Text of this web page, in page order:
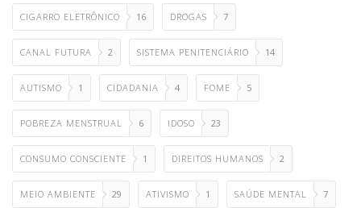
CIGARRO ELETRÔNICO 16 DROGAS 7
CANAL FUTURA 2 SISTEMA PENITENCIÁRIO 14
AUTISMO 1 CIDADANIA 4 FOME 5
POBREZA MENSTRUAL 6 IDOSO 23
CONSUMO CONSCIENTE 1 DIREITOS HUMANOS 2
MEIO AMBIENTE 29 ATIVISMO 1 SAÚDE MENTAL 7